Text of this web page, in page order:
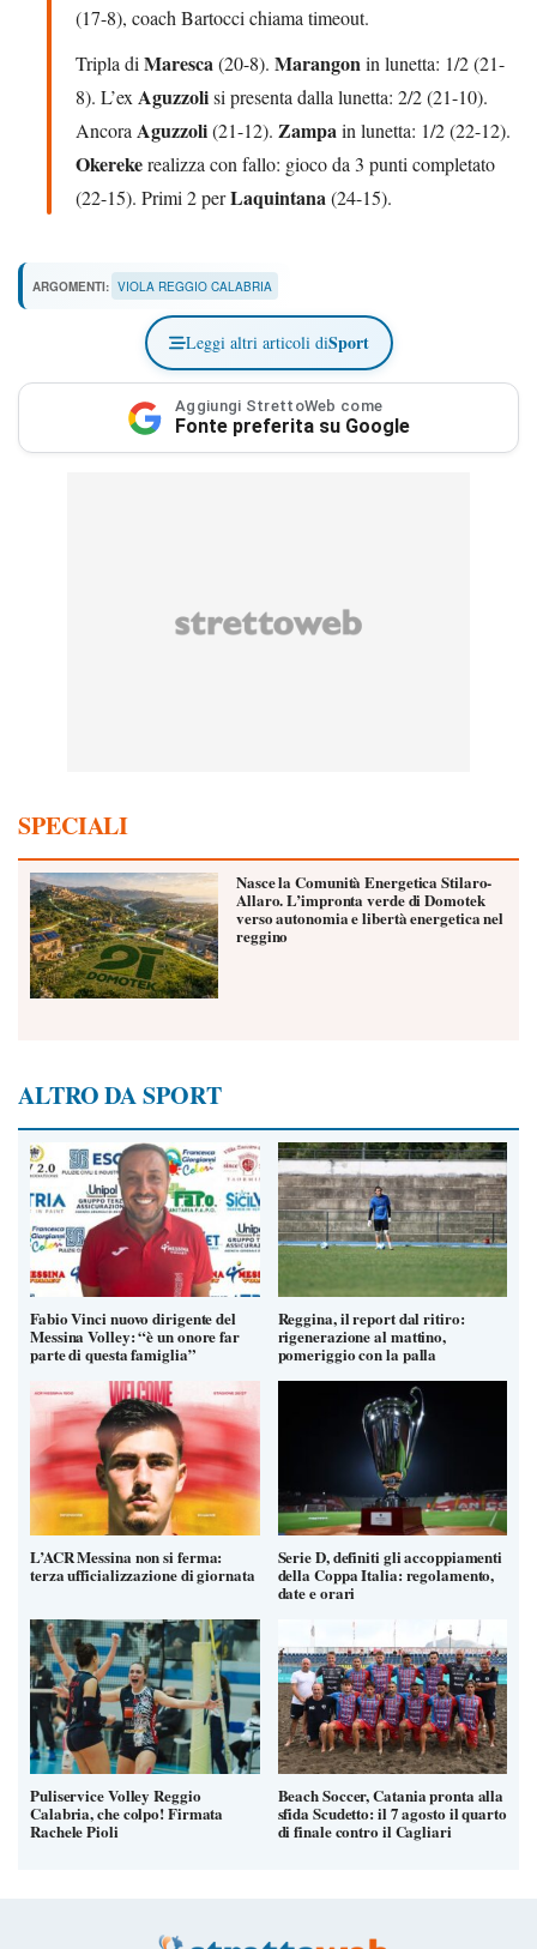
(17-8), coach Bartocci chiama timeout.
Tripla diMaresca(20-8). Marangonin lunetta: 1/2 (21-
8). L’exAguzzolisi presenta dalla lunetta: 2/2 (21-10).
AncoraAguzzoli(21-12). Zampain lunetta: 1/2 (22-12).
Okerekerealizza con fallo: gioco da 3 punti completato
(22-15). Primi 2 perLaquintana(24-15).
ARGOMENTI: VIOLA REGGIO CALABRIA
Leggi altri articoli diSport
Aggiungi StrettoWeb come
Fonte preferita su Google
SPECIALI
Nasce la Comunità Energetica Stilaro-
Allaro. L’impronta verde di Domotek
verso autonomia e libertà energetica nel
reggino
ALTRO DA SPORT
Fabio Vinci nuovo dirigente del
Messina Volley: “è un onore far
parte di questa famiglia”
Reggina, il report dal ritiro:
rigenerazione al mattino,
pomeriggio con la palla
L’ACR Messina non si ferma:
terza ufficializzazione di giornata
Serie D, definiti gli accoppiamenti
della Coppa Italia: regolamento,
date e orari
Puliservice Volley Reggio
Calabria, che colpo! Firmata
Rachele Pioli
Beach Soccer, Catania pronta alla
sfida Scudetto: il 7 agosto il quarto
di finale contro il Cagliari